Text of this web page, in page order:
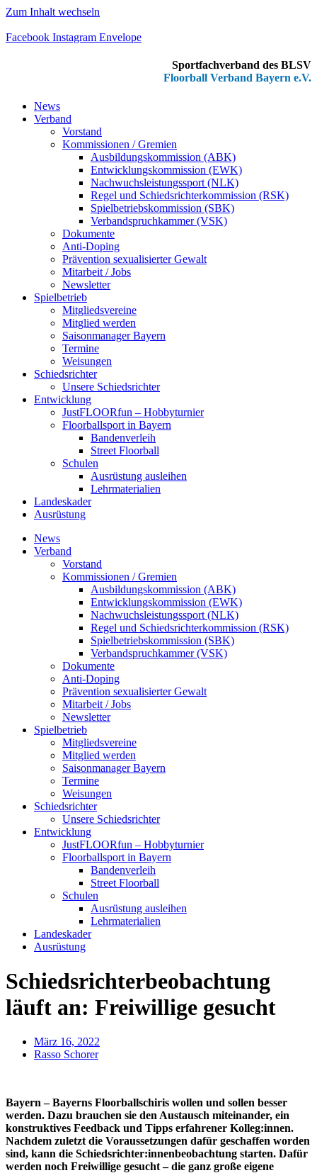
Zum Inhalt wechseln
Facebook Instagram Envelope
Sportfachverband des BLSV
Floorball Verband Bayern e.V.
News
Verband
Vorstand
Kommissionen / Gremien
Ausbildungskommission (ABK)
Entwicklungskommission (EWK)
Nachwuchsleistungssport (NLK)
Regel und Schiedsrichterkommission (RSK)
Spielbetriebskommission (SBK)
Verbandspruchkammer (VSK)
Dokumente
Anti-Doping
Prävention sexualisierter Gewalt
Mitarbeit / Jobs
Newsletter
Spielbetrieb
Mitgliedsvereine
Mitglied werden
Saisonmanager Bayern
Termine
Weisungen
Schiedsrichter
Unsere Schiedsrichter
Entwicklung
JustFLOORfun – Hobbyturnier
Floorballsport in Bayern
Bandenverleih
Street Floorball
Schulen
Ausrüstung ausleihen
Lehrmaterialien
Landeskader
Ausrüstung
News
Verband
Vorstand
Kommissionen / Gremien
Ausbildungskommission (ABK)
Entwicklungskommission (EWK)
Nachwuchsleistungssport (NLK)
Regel und Schiedsrichterkommission (RSK)
Spielbetriebskommission (SBK)
Verbandspruchkammer (VSK)
Dokumente
Anti-Doping
Prävention sexualisierter Gewalt
Mitarbeit / Jobs
Newsletter
Spielbetrieb
Mitgliedsvereine
Mitglied werden
Saisonmanager Bayern
Termine
Weisungen
Schiedsrichter
Unsere Schiedsrichter
Entwicklung
JustFLOORfun – Hobbyturnier
Floorballsport in Bayern
Bandenverleih
Street Floorball
Schulen
Ausrüstung ausleihen
Lehrmaterialien
Landeskader
Ausrüstung
Schiedsrichterbeobachtung
läuft an: Freiwillige gesucht
März 16, 2022
Rasso Schorer
Bayern – Bayerns Floorballschiris wollen und sollen besser
werden. Dazu brauchen sie den Austausch miteinander, ein
konstruktives Feedback und Tipps erfahrener Kolleg:innen.
Nachdem zuletzt die Voraussetzungen dafür geschaffen worden
sind, kann die Schiedsrichter:innenbeobachtung starten. Dafür
werden noch Freiwillige gesucht – die ganz große eigene